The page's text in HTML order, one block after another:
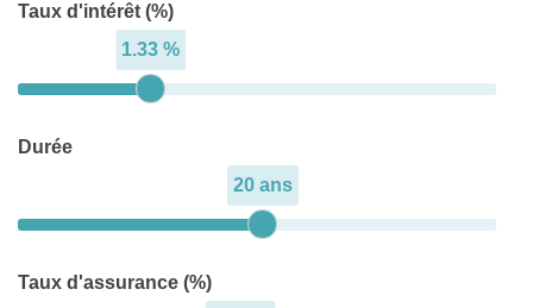
Taux d'intérêt (%)
1.33 %
Durée
20 ans
Taux d'assurance (%)